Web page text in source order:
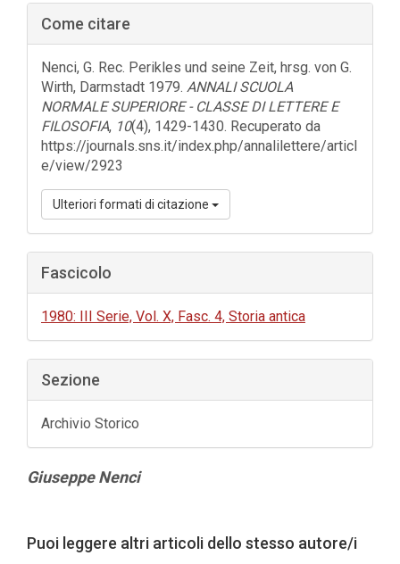
Barra
laterale
dell'articolo
Come citare
Nenci, G. Rec. Perikles und seine Zeit, hrsg. von G.
Wirth, Darmstadt 1979. ANNALI SCUOLA
NORMALE SUPERIORE - CLASSE DI LETTERE E
FILOSOFIA, 10(4), 1429-1430. Recuperato da
https://journals.sns.it/index.php/annalilettere/articl
e/view/2923
Ulteriori formati di citazione
Fascicolo
1980: III Serie, Vol. X, Fasc. 4, Storia antica
Sezione
Archivio Storico
Contenuto
Giuseppe Nenci
dell'articolo
Puoi leggere altri articoli dello stesso autore/i